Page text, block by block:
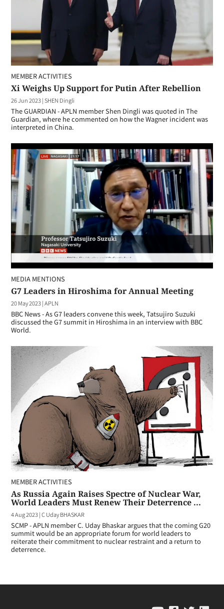
MEMBER ACTIVITIES
Xi Weighs Up Support for Putin After Rebellion
26 Jun 2023|SHEN Dingli
The GUARDIAN - APLN member Shen Dingli was quoted in The
Guardian, where he commented on how the Wagner incident was
interpreted in China.
MEDIA MENTIONS
G7 Leaders in Hiroshima for Annual Meeting
20 May 2023|APLN
BBC News - As G7 leaders convene this week, Tatsujiro Suzuki
discussed the G7 summit in Hiroshima in an interview with BBC
World.
MEMBER ACTIVITIES
As Russia Again Raises Spectre of Nuclear War,
World Leaders Must Renew Their Deterrence ...
4 Aug 2023|C Uday BHASKAR
SCMP - APLN member C. Uday Bhaskar argues that the coming G20
summit would be an appropriate forum for world leaders to
reiterate their commitment to nuclear restraint and a return to
deterrence.